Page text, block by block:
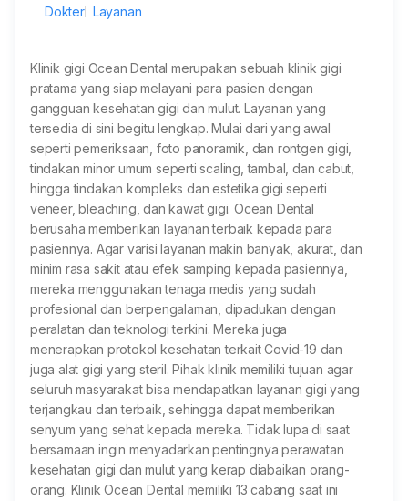
Dokter Layanan
Klinik gigi Ocean Dental merupakan sebuah klinik gigi
pratama yang siap melayani para pasien dengan
gangguan kesehatan gigi dan mulut. Layanan yang
tersedia di sini begitu lengkap. Mulai dari yang awal
seperti pemeriksaan, foto panoramik, dan rontgen gigi,
tindakan minor umum seperti scaling, tambal, dan cabut,
hingga tindakan kompleks dan estetika gigi seperti
veneer, bleaching, dan kawat gigi. Ocean Dental
berusaha memberikan layanan terbaik kepada para
pasiennya. Agar varisi layanan makin banyak, akurat, dan
minim rasa sakit atau efek samping kepada pasiennya,
mereka menggunakan tenaga medis yang sudah
profesional dan berpengalaman, dipadukan dengan
peralatan dan teknologi terkini. Mereka juga
menerapkan protokol kesehatan terkait Covid-19 dan
juga alat gigi yang steril. Pihak klinik memiliki tujuan agar
seluruh masyarakat bisa mendapatkan layanan gigi yang
terjangkau dan terbaik, sehingga dapat memberikan
senyum yang sehat kepada mereka. Tidak lupa di saat
bersamaan ingin menyadarkan pentingnya perawatan
kesehatan gigi dan mulut yang kerap diabaikan orang-
orang. Klinik Ocean Dental memiliki 13 cabang saat ini